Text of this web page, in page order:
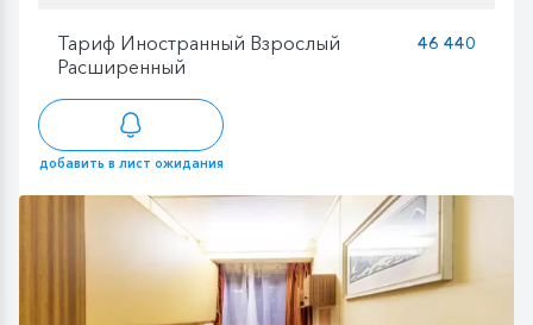
Тариф Иностранный Взрослый
Расширенный
46 440
добавить в лист ожидания